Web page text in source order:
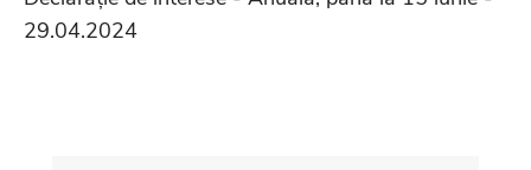
29.04.2024